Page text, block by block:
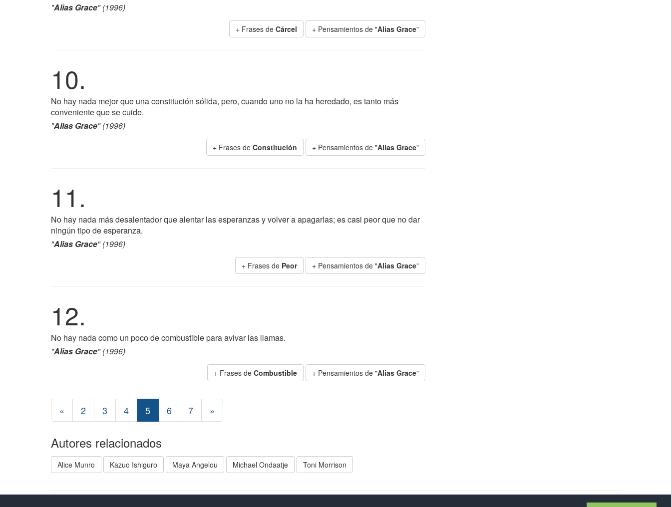
"Alias Grace" (1996)
+ Frases de Cárcel + Pensamientos de "Alias Grace"
10.
No hay nada mejor que una constitución sólida, pero, cuando uno no la ha heredado, es tanto más
conveniente que se cuide.
"Alias Grace" (1996)
+ Frases de Constitución + Pensamientos de "Alias Grace"
11.
No hay nada más desalentador que alentar las esperanzas y volver a apagarlas; es casi peor que no dar
ningún tipo de esperanza.
"Alias Grace" (1996)
+ Frases de Peor + Pensamientos de "Alias Grace"
12.
No hay nada como un poco de combustible para avivar las llamas.
"Alias Grace" (1996)
+ Frases de Combustible + Pensamientos de "Alias Grace"
« 2 3 4 5 6 7 »
Autores relacionados
Alice Munro Kazuo Ishiguro Maya Angelou Michael Ondaatje Toni Morrison